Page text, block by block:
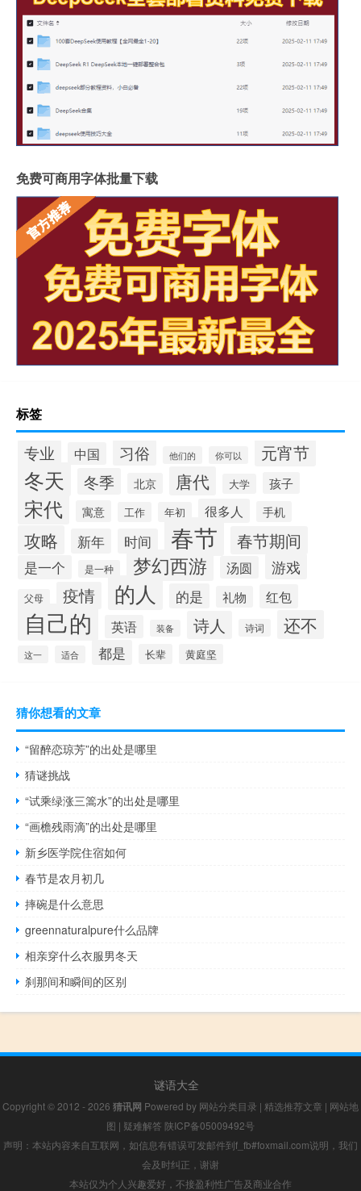
免费可商用字体批量下载
标签
专业 中国 习俗 他们的 你可以 元宵节
冬天 冬季 北京 唐代 大学 孩子
宋代 寓意 工作 年初 很多人 手机
攻略 新年 时间 春节 春节期间
是一个 是一种 梦幻西游 汤圆 游戏
父母 疫情 的人 的是 礼物 红包
自己的 英语 装备 诗人 诗词 还不
这一 适合 都是 长辈 黄庭坚
猜你想看的文章
“留醉恋琼芳”的出处是哪里
猜谜挑战
“试乘绿涨三篙水”的出处是哪里
“画檐残雨滴”的出处是哪里
新乡医学院住宿如何
春节是农月初几
摔碗是什么意思
greennaturalpure什么品牌
相亲穿什么衣服男冬天
刹那间和瞬间的区别
谜语大全
Copyright © 2012 - 2026 猜讯网 Powered by 网站分类目录 | 精选推荐文章 | 网站地
图 | 疑难解答 陕ICP备05009492号
声明：本站内容来自互联网，如信息有错误可发邮件到f_fb#foxmail.com说明，我们
会及时纠正，谢谢
本站仅为个人兴趣爱好，不接盈利性广告及商业合作